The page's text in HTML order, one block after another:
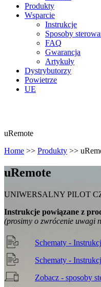
Produkty
Wsparcie
Instrukcje
Sposoby
FAQ
Gwarancja
Artykuły
Dystrybutorzy
Powietrze
UE
uRemote
Home >> Produkty >>
uRemote
UNIWERSALNY PILOT
Instrukcje powiązane z
(prosimy o zwrócenie uwagi
Schematy -
Schematy -
Zobacz - sposoby